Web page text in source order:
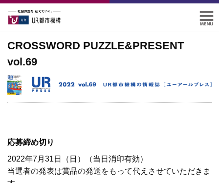
CROSSWORD PUZZLE&PRESENT
vol.69
応募締め切り
2022年7月31日（日）（当日消印有効）
当選者の発表は賞品の発送をもって代えさせていただきま